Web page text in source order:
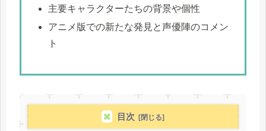
主要キャラクターたちの背景や個性
アニメ版での新たな発見と声優陣のコメン
ト
目次